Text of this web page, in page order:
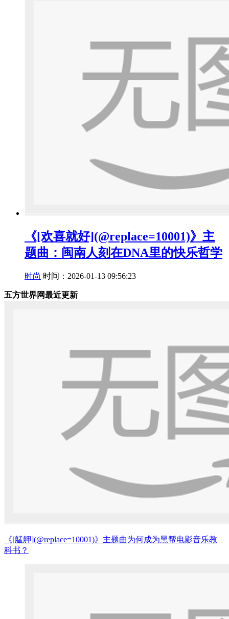
《[欢喜就好](@replace=10001)》主
题曲：闽南人刻在DNA里的快乐哲学
时尚 时间：2026-01-13 09:56:23
五方世界网最近更新
《[艋舺](@replace=10001)》主题曲为何成为黑帮电影音乐教
科书？